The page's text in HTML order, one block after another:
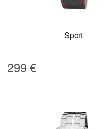
Sport
299 €